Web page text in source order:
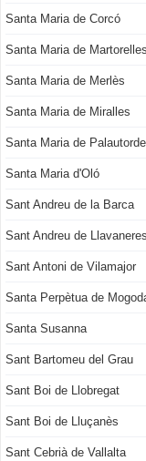
Santa Maria de Corcó
Santa Maria de Martorelles
Santa Maria de Merlès
Santa Maria de Miralles
Santa Maria de
Santa Maria d'Oló
Sant Andreu de la Barca
Sant Andreu de Llavaneres
Sant Antoni de Vilamajor
Santa Perpètua de
Santa Susanna
Sant Bartomeu del Grau
Sant Boi de Llobregat
Sant Boi de Lluçanès
Sant Cebrià de Vallalta